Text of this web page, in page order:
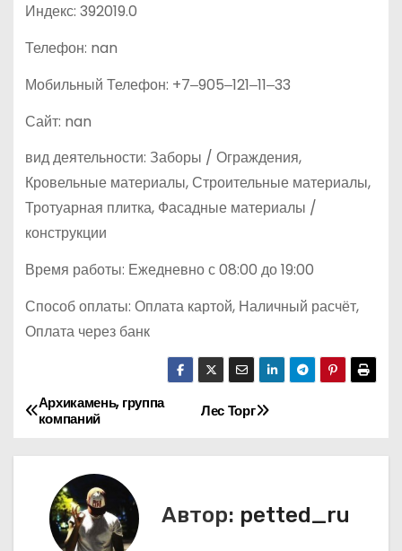
Индекс: 392019.0
Телефон: nan
Мобильный Телефон: +7‒905‒121‒11‒33
Сайт: nan
вид деятельности: Заборы / Ограждения,
Кровельные материалы, Строительные материалы,
Тротуарная плитка, Фасадные материалы /
конструкции
Время работы: Ежедневно с 08:00 до 19:00
Способ оплаты: Оплата картой, Наличный расчёт,
Оплата через банк
Н
а
Лес Торг
Архикамень, группа
компаний
Автор: petted_ru